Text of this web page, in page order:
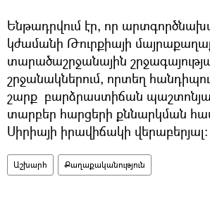
Ենթադրվում էր, որ
կժամանի Թուրքիայի
տարածաշրջանային
շրջանակներում, որտեղ
շարք բարձրաստիճան
տարբեր հարցերի քննարկման
Սիրիայի իրավիճակի վերաբերյալ։
Աշխարհ Քաղաքականություն